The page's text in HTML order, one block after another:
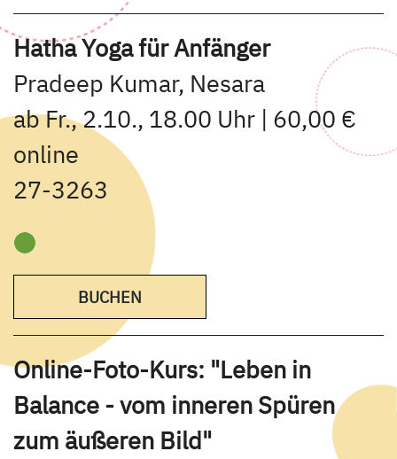
Hatha Yoga für Anfänger
Pradeep Kumar, Nesara
ab Fr., 2.10., 18.00 Uhr | 60,00 €
online
27-3263
BUCHEN
Online-Foto-Kurs: "Leben in
Balance - vom inneren Spüren
zum äußeren Bild"